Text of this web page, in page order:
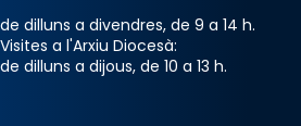
de dilluns a divendres, de 9 a 14 h.
Visites a l'Arxiu Diocesà:
de dilluns a dijous, de 10 a 13 h.